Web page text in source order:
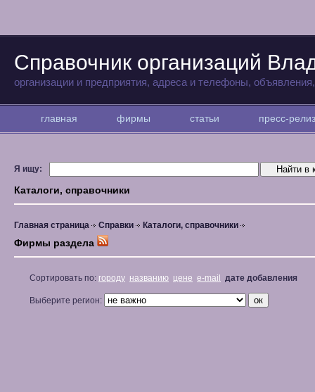
Справочник организаций
организации и предприятия, адреса и телефоны,
главная фирмы статьи пресс-
Я ищу:
Каталоги, справочники
Главная страница Справки Каталоги, справочники
Фирмы раздела
Сортировать по: городу названию цене e-mail дате добавления
Выберите регион: